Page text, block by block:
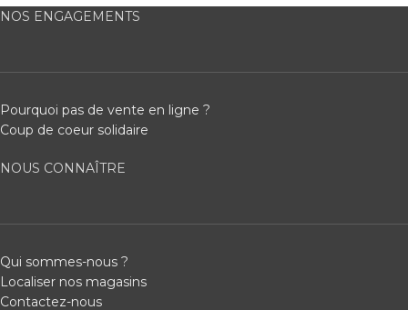
NOS ENGAGEMENTS
Pourquoi pas de vente en ligne ?
Coup de coeur solidaire
NOUS CONNAÎTRE
Qui sommes-nous ?
Localiser nos magasins
Contactez-nous